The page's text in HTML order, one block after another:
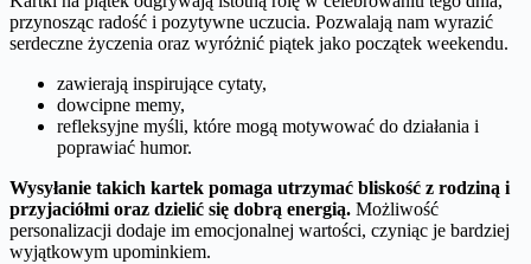
przynosząc radość i pozytywne uczucia. Pozwalają nam wyrazić
serdeczne życzenia oraz wyróżnić piątek jako początek weekendu.
zawierają inspirujące cytaty,
dowcipne memy,
refleksyjne myśli, które mogą motywować do działania i
poprawiać humor.
Wysyłanie takich kartek pomaga utrzymać bliskość z rodziną i
przyjaciółmi oraz dzielić się dobrą energią. Możliwość
personalizacji dodaje im emocjonalnej wartości, czyniąc je bardziej
wyjątkowym upominkiem.